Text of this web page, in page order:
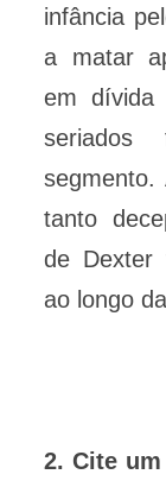
infância
a matar
em
seriados
tanto
de Dexter
ao longo
2. Cite